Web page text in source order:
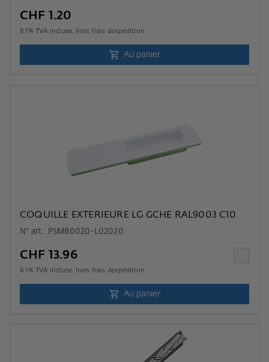
CHF 1.20
8.1 % TVA incluse, hors frais dexpédition
Au panier
COQUILLE EXTERIEURE LG GCHE RAL9003 C10
N° art.: PSMB0020-L02020
CHF 13.96
8.1 % TVA incluse, hors frais dexpédition
Au panier